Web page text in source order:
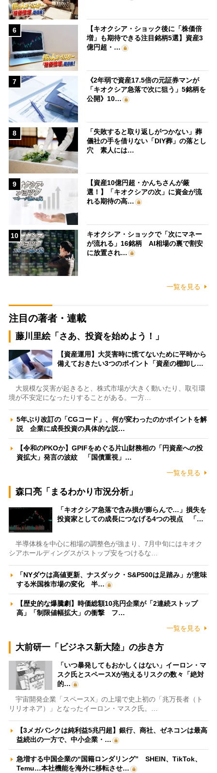
6
【キオクシア・ショック後に「株価倍
増」も期待できる注目銘柄5選】資産3
億円超・…
7
《2年弱で資産17.5倍の元証券マンが
「キオクシア急落で次に狙う」5銘柄を
公開》10…
8
「失敗すると取り返しがつかない」葬
儀社の手を借りない「DIY葬」の落とし
穴 素人には…
9
【資産10億円超・かんちさんが厳
選！】「キオクシアの次」に資金が流
れる期待の高…
10
キオクシア・ショックで「次にマネー
が流れる」16銘柄 AI相場の裏で割安
に放置され…
一覧を見る
注目の著者・連載
藤川里絵「さあ、投資を始めよう！」
【資産運用】大災害時に慌てないために平時から
備えておきたい3つのポイント「資産の棚卸し…
大規模な災害が起きると、株式市場が大きく動いたり、取引環
境が不安定になったりすることがある。一方…
5年ぶり改訂の「CGコード」、何が変わったのかポイントを解
説 企業に成長投資の具体的な説…
【令和のPKOか】GPIFをめぐる片山財務相の「円資産への投
資拡大」発言の波紋 「国債重視」…
一覧を見る
森口亮「まるわかり市況分析」
「キオクシア急落で含み損が膨らんで…」損失を
投資家としての成長につなげる4つの視点 「…
半導体株を中心に相場の調整色が強まり、7月中旬にはキオク
シアホールディングスがストップ安をつけるな…
「NYダウは高値更新、ナスダック・S&P500は足踏み」が意味
する米国株市場の変化 半…
【歴史的な爆騰劇】時価総額10兆円企業が「2連続ストップ
高」「制限値幅拡大」の衝撃 フ…
一覧を見る
大前研一「ビジネス新大陸」の歩き方
「いつ暴発してもおかしくはない」イーロン・マ
スク氏とスペースXが抱えるリスクの数々「絶対
的…
宇宙開発企業「スペースX」の上場で史上初の「兆万長者（ト
リリオネア）」となったイーロン・マスク氏。…
【3メガバンクは純利益5兆円超】銀行、商社、ゼネコンは最高
益続出の一方で、中小企業・…
急増する中国企業の“国籍ロンダリング” SHEIN、TikTok、
Temu…本社機能を海外に移転させ…